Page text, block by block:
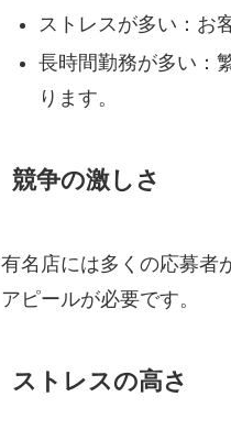
ストレスが多い：お
長時間勤務が多い：
ります。
競争の激しさ
有名店には多くの応募者
アピールが必要です。
ストレスの高さ